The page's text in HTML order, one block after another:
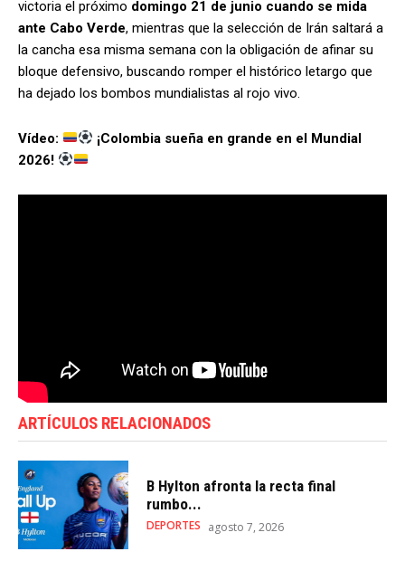
victoria el próximo domingo 21 de junio cuando se mida
ante Cabo Verde, mientras que la selección de Irán saltará a
la cancha esa misma semana con la obligación de afinar su
bloque defensivo, buscando romper el histórico letargo que
ha dejado los bombos mundialistas al rojo vivo.
Vídeo:
¡Colombia sueña en grande en el Mundial
2026!
ARTÍCULOS RELACIONADOS
B Hylton afronta la recta final
rumbo...
DEPORTES agosto 7, 2026